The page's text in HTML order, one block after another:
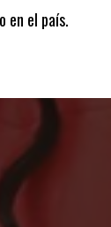
en el país.